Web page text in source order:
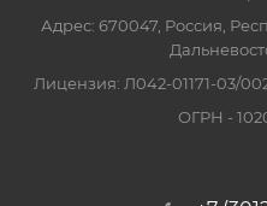
Адрес: 670047, Россия,
Лицензия: Л042-01171-03/
ОГРН -